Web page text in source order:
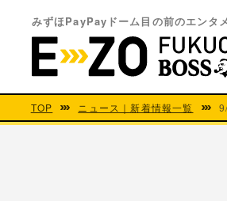
みずほPayPayドーム目の前のエンタ
TOP ニュース｜新着情報一覧